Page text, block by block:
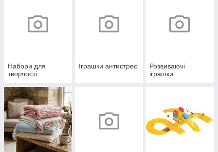
Набори для
творчості
Іграшки антистрес
Розвиваючі
іграшки